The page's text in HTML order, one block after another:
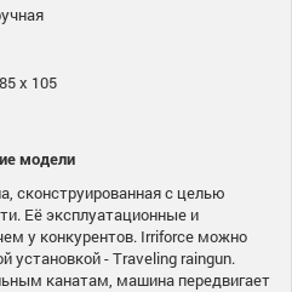
x 105
модели
сконструированная с целью
Её эксплуатационные и
у конкурентов. Irriforce можно
установкой - Traveling raingun.
канатам, машина передвигает